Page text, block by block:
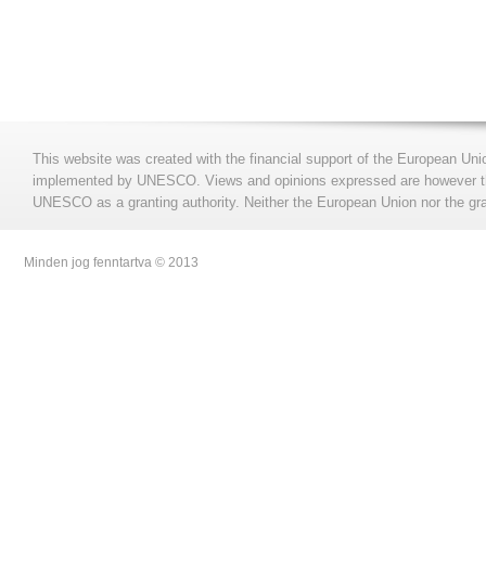
This website was created with the financial support of the European
implemented by UNESCO. Views and opinions expressed are
UNESCO as a granting authority. Neither the European Union nor the
Minden jog fenntartva © 2013